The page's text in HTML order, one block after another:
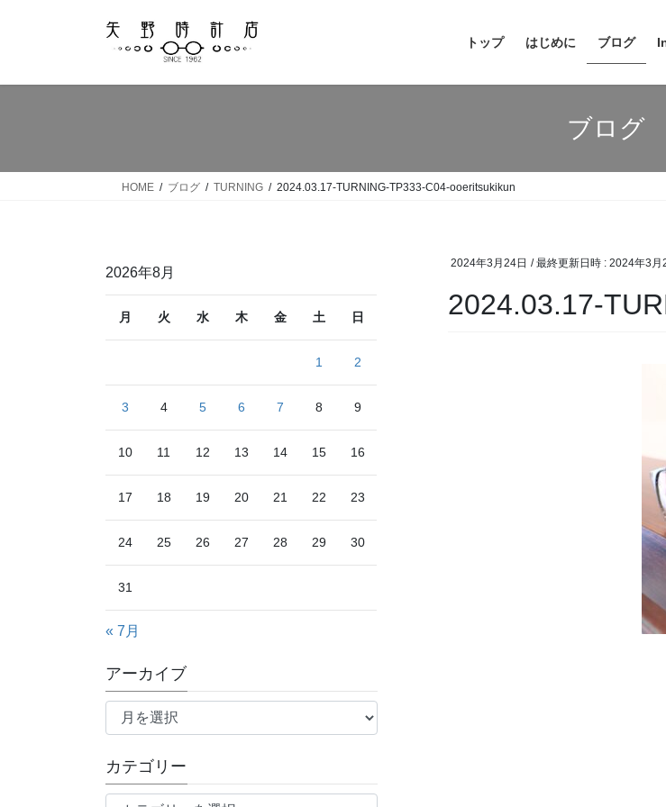
トップ はじめに ブログ
ブログ
HOME ブログ TURNING 2024.03.17-TURNING-TP333-C04-ooeritsukikun
2024年3月24日 / 最終更新日時 : 2024年3月
2024.03.17-
2026年8月
月 火 水 木 金 土 日
1 2
3 4 5 6 7 8 9
10 11 12 13 14 15 16
17 18 19 20 21 22 23
24 25 26 27 28 29 30
31
« 7月
アーカイブ
ア
イ
ブ
カテゴリー